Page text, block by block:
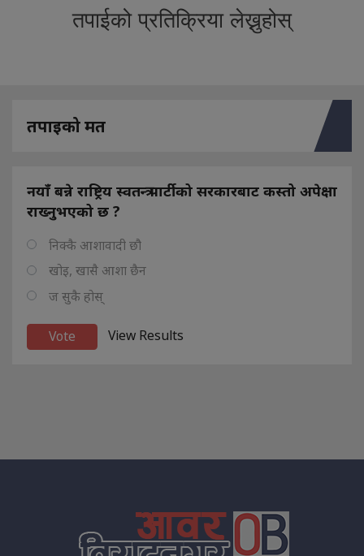
तपाईको प्रतिक्रिया लेख्नुहोस्
तपाइको मत
नयाँ बन्ने राष्ट्रिय स्वतन्त्र पार्टीको सरकारबाट कस्तो अपेक्षा
राख्नुभएको छ ?
निक्कै आशावादी छौ
खोइ, खासै आशा छैन
ज सुकै होस्
View Results